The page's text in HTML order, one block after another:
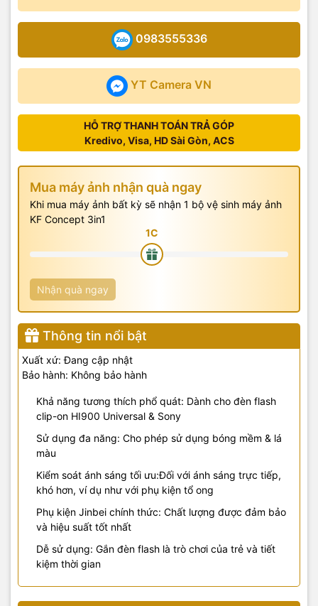
YT Camera VN
0983555336
HỖ TRỢ THANH TOÁN TRẢ GÓP
Kredivo, Visa, HD Sài Gòn, ACS
Mua máy ảnh nhận quà ngay
Khi mua máy ảnh bất kỳ sẽ nhận 1 bộ vệ sinh máy ảnh
KF Concept 3in1
Nhận quà ngay
Thông tin nổi bật
Xuất xứ: Đang cập nhật
Bảo hành: Không bảo hành
Khả năng tương thích phổ quát: Dành cho đèn flash
clip-on HI900 Universal & Sony
Sử dụng đa năng: Cho phép sử dụng bóng mềm & lá
màu
Kiểm soát ánh sáng tối ưu:Đối với ánh sáng trực tiếp,
khó hơn, ví dụ như với phụ kiện tổ ong
Phụ kiện Jinbei chính thức: Chất lượng được đảm bảo
và hiệu suất tốt nhất
Dễ sử dụng: Gắn đèn flash là trò chơi của trẻ và tiết
kiệm thời gian